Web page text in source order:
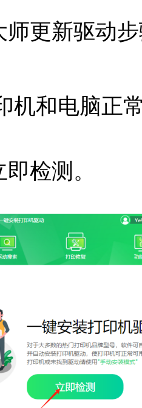
师更新驱动
机和电脑正
检测。